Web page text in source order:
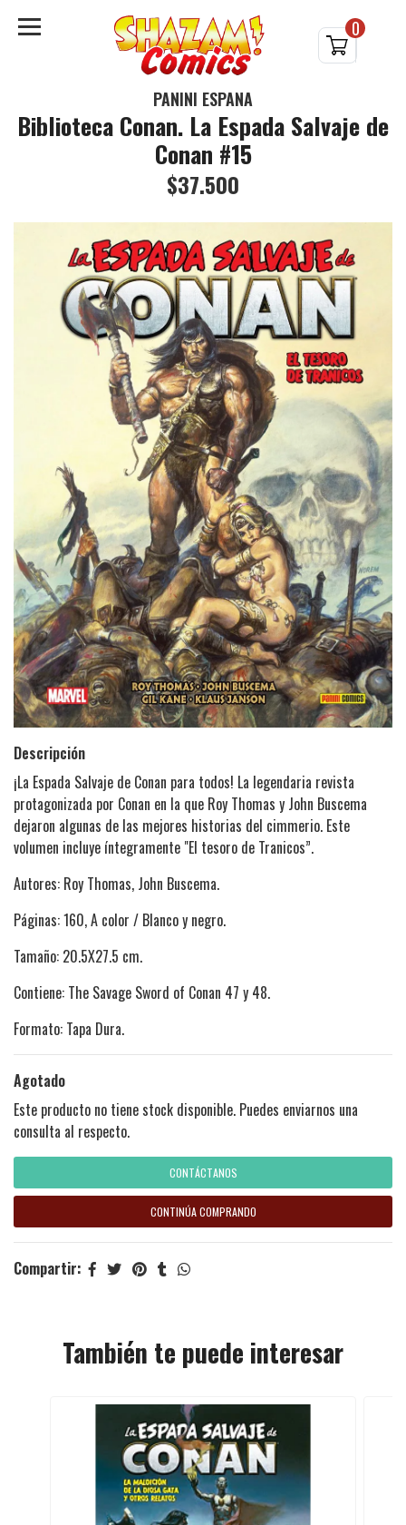
0
PANINI ESPAÑA
Biblioteca Conan. La Espada Salvaje de
Conan #15
$37.500
Descripción
¡La Espada Salvaje de Conan para todos! La legendaria revista
protagonizada por Conan en la que Roy Thomas y John Buscema
dejaron algunas de las mejores historias del cimmerio. Este
volumen incluye íntegramente "El tesoro de Tranicos”.
Autores: Roy Thomas, John Buscema.
Páginas: 160, A color / Blanco y negro.
Tamaño: 20.5X27.5 cm.
Contiene: The Savage Sword of Conan 47 y 48.
Formato: Tapa Dura.
Agotado
Este producto no tiene stock disponible. Puedes enviarnos una
consulta al respecto.
CONTÁCTANOS
CONTINÚA COMPRANDO
Compartir:
También te puede interesar